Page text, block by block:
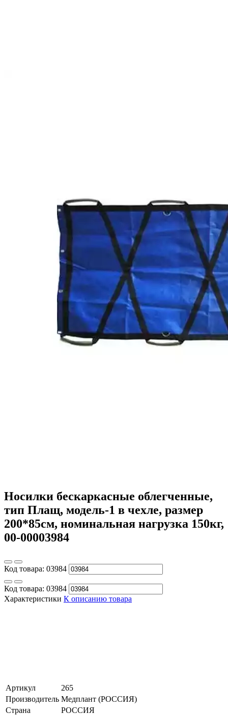
Носилки бескаркасные облегченные,
тип Плащ, модель-1 в чехле, размер
200*85см, номинальная нагрузка 150кг,
00-00003984
Код товара: 03984
Код товара: 03984
Характеристики К описанию товара
Артикул
265
Производитель Медплант (РОССИЯ)
Страна
РОССИЯ